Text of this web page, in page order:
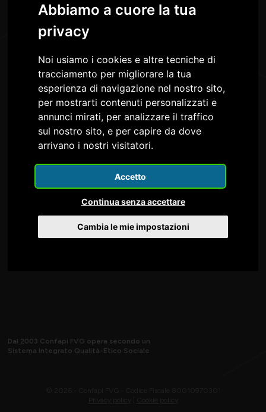
Abbiamo a cuore la tua
privacy
Noi usiamo i cookies e altre tecniche di
tracciamento per migliorare la tua
esperienza di navigazione nel nostro sito,
per mostrarti contenuti personalizzati e
annunci mirati, per analizzare il traffico
sul nostro sito, e per capire da dove
arrivano i nostri visitatori.
Accetto
Continua senza accettare
Cambia le mie impostazioni
Lunedì - Giovedì:
08.30-13.00 / 14.30-18.30
Confapi FVG è nel Consiglio e nella Giunta della
Dal 2003 Confapi FVG opera secondo un
Sistema Integrato Qualità-Etico Sociale